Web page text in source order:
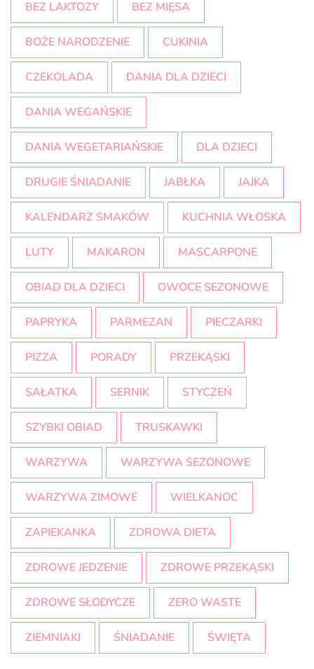
BEZ LAKTOZY BEZ MIĘSA
BOŻE NARODZENIE CUKINIA
CZEKOLADA DANIA DLA DZIECI
DANIA WEGAŃSKIE
DANIA WEGETARIAŃSKIE DLA DZIECI
DRUGIE ŚNIADANIE JABŁKA JAJKA
KALENDARZ SMAKÓW KUCHNIA WŁOSKA
LUTY MAKARON MASCARPONE
OBIAD DLA DZIECI OWOCE SEZONOWE
PAPRYKA PARMEZAN PIECZARKI
PIZZA PORADY PRZEKĄSKI
SAŁATKA SERNIK STYCZEŃ
SZYBKI OBIAD TRUSKAWKI
WARZYWA WARZYWA SEZONOWE
WARZYWA ZIMOWE WIELKANOC
ZAPIEKANKA ZDROWA DIETA
ZDROWE JEDZENIE ZDROWE PRZEKĄSKI
ZDROWE SŁODYCZE ZERO WASTE
ZIEMNIAKI ŚNIADANIE ŚWIĘTA